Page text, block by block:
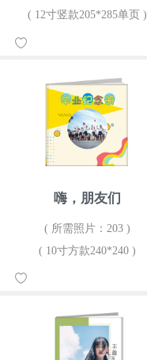
( 12寸竖款205*285单页 )
嗨，朋友们
( 所需照片：203 )
( 10寸方款240*240 )